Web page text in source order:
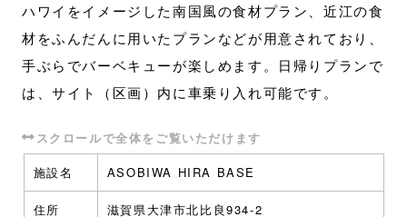
ハワイをイメージした南国風の食材プラン、近江の食
材をふんだんに用いたプランなどが用意されており、
手ぶらでバーベキューが楽しめます。日帰りプランで
は、サイト（区画）内に車乗り入れ可能です。
施設名 ASOBIWA HIRA BASE
住所 滋賀県大津市北比良934-2